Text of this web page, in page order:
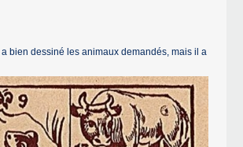
bien dessiné les animaux demandés, mais il a